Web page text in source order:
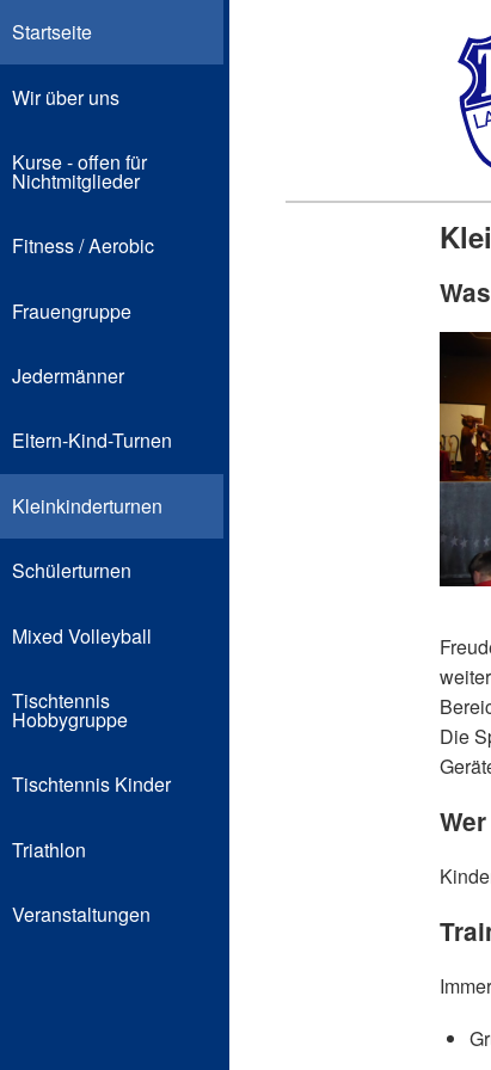
Die
Startseite
Wir über uns
Kurse - offen für
Nichtmitglieder
Fitness / Aerobic
Frauengruppe
Jedermänner
Eltern-Kind-Turnen
Kleinkinderturnen
Schülerturnen
Mixed Volleyball
Tischtennis
Hobbygruppe
Tischtennis Kinder
Triathlon
Veranstaltungen